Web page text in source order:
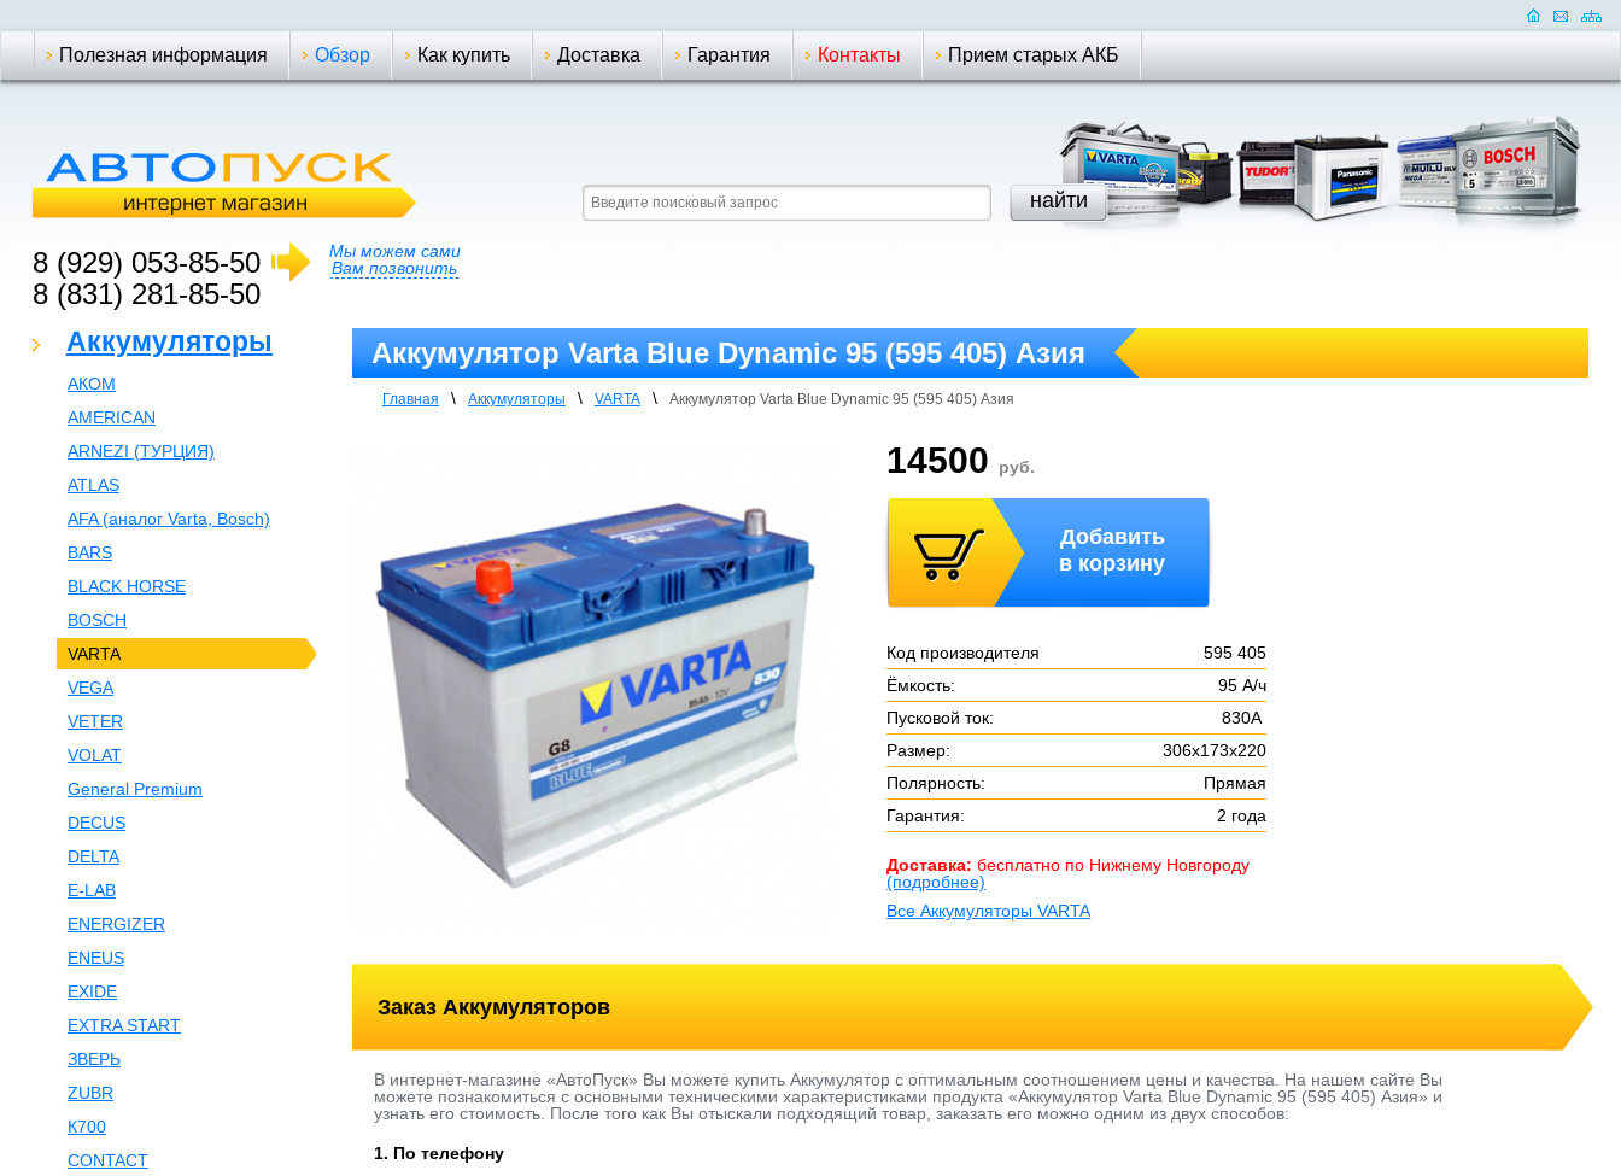
Полезная информация Обзор Как купить Доставка Гарантия Контакты Прием старых АКБ
8 (929) 053-85-50
8 (831) 281-85-50
Мы можем сами
Вам позвонить
Аккумуляторы
АКОМ
AMERICAN
ARNEZI (ТУРЦИЯ)
ATLAS
AFA (аналог Varta, Bosch)
BARS
BLACK HORSE
BOSCH
VARTA
VEGA
VETER
VOLAT
General Premium
DECUS
DELTA
E-LAB
ENERGIZER
ENEUS
EXIDE
EXTRA START
ЗВЕРЬ
ZUBR
К700
CONTACT
Аккумулятор Varta Blue Dynamic 95 (595 405) Азия
Главная \ Аккумуляторы \ VARTA \ Аккумулятор Varta Blue Dynamic 95 (595 405) Азия
14500 руб.
Добавить
в корзину
Код производителя
595 405
Ёмкость:
95 А/ч
Пусковой ток:
830А
Размер:
306х173х220
Полярность:
Прямая
Гарантия:
2 года
Доставка: бесплатно по Нижнему Новгороду
(подробнее)
Все Аккумуляторы VARTA
Заказ Аккумуляторов
В интернет-магазине «АвтоПуск» Вы можете купить Аккумулятор с оптимальным соотношением цены и качества. На нашем сайте Вы
можете познакомиться с основными техническими характеристиками продукта «Аккумулятор Varta Blue Dynamic 95 (595 405) Азия» и
узнать его стоимость. После того как Вы отыскали подходящий товар, заказать его можно одним из двух способов:
1. По телефону